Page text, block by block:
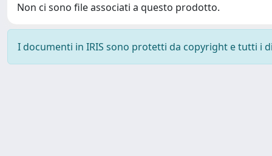
Non ci sono file associati a questo prodotto.
I documenti in IRIS sono protetti da copyright e tutti i